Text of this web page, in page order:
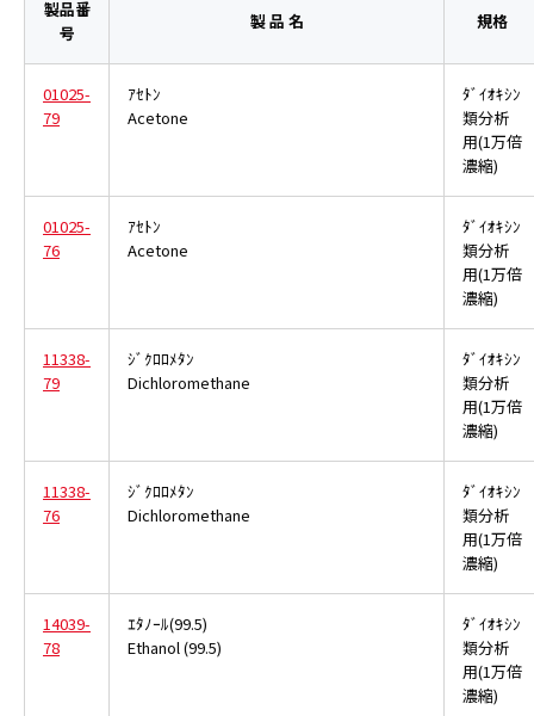
製品番
号
製 品 名 規格
01025-
79
ｱｾﾄﾝ
Acetone
ﾀﾞｲｵｷｼﾝ
類分析
用(1万倍
濃縮)
01025-
76
ｱｾﾄﾝ
Acetone
ﾀﾞｲｵｷｼﾝ
類分析
用(1万倍
濃縮)
11338-
79
ｼﾞｸﾛﾛﾒﾀﾝ
Dichloromethane
ﾀﾞｲｵｷｼﾝ
類分析
用(1万倍
濃縮)
11338-
76
ｼﾞｸﾛﾛﾒﾀﾝ
Dichloromethane
ﾀﾞｲｵｷｼﾝ
類分析
用(1万倍
濃縮)
14039-
78
ｴﾀﾉｰﾙ(99.5)
Ethanol (99.5)
ﾀﾞｲｵｷｼﾝ
類分析
用(1万倍
濃縮)